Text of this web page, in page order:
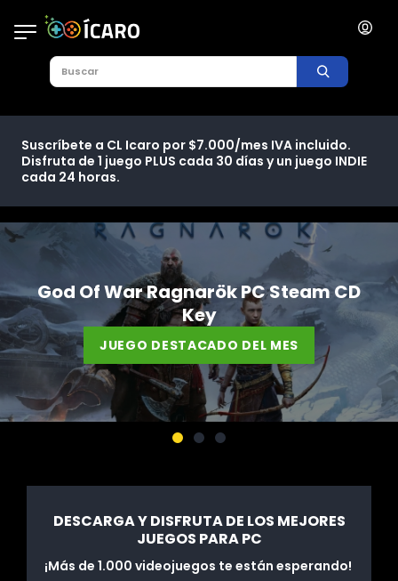
Suscríbete a CL Icaro por $7.000/mes IVA incluido.
Disfruta de 1 juego PLUS cada 30 días y un juego INDIE
cada 24 horas.
God Of War Ragnarök PC Steam CD
Key
JUEGO DESTACADO DEL MES
DESCARGA Y DISFRUTA DE LOS MEJORES
JUEGOS PARA PC
¡Más de 1.000 videojuegos te están esperando!